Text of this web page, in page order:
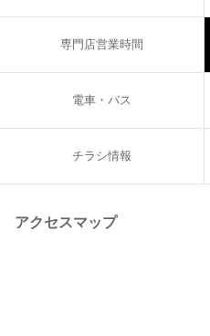
専門店営業時間
電車・バス
チラシ情報
アクセスマップ